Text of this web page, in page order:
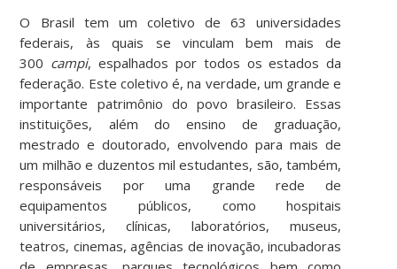
O Brasil tem um coletivo de 63 universidades
federais, às quais se vinculam bem mais de
300 campi, espalhados por todos os estados da
federação. Este coletivo é, na verdade, um grande e
importante patrimônio do povo brasileiro. Essas
instituições, além do ensino de graduação,
mestrado e doutorado, envolvendo para mais de
um milhão e duzentos mil estudantes, são, também,
responsáveis por uma grande rede de
equipamentos públicos, como hospitais
universitários, clínicas, laboratórios, museus,
teatros, cinemas, agências de inovação, incubadoras